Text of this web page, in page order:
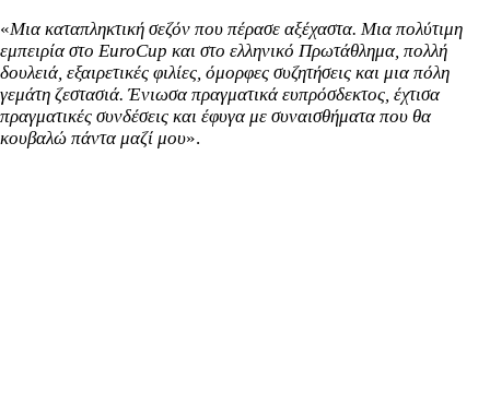
«Μια καταπληκτική σεζόν που πέρασε αξέχαστα. Μια πολύτιμη
εμπειρία στο EuroCup και στο ελληνικό Πρωτάθλημα, πολλή
δουλειά, εξαιρετικές φιλίες, όμορφες συζητήσεις και μια πόλη
γεμάτη ζεστασιά. Ένιωσα πραγματικά ευπρόσδεκτος, έχτισα
πραγματικές συνδέσεις και έφυγα με συναισθήματα που θα
κουβαλώ πάντα μαζί μου».